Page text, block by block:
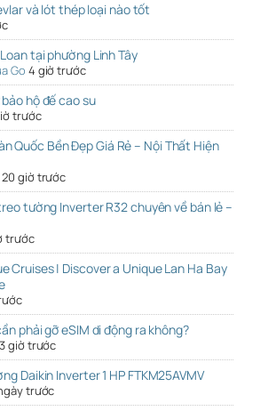
và lót thép loại nào tốt
tại phường Linh Tây
Go 4 giờ trước
hộ đế cao su
trước
Quốc Bền Đẹp Giá Rẻ – Nội Thất Hiện
20 giờ trước
tường Inverter R32 chuyên về bán lẻ –
trước
Cruises | Discover a Unique Lan Ha Bay
phải gỡ eSIM di động ra không?
giờ trước
Daikin Inverter 1 HP FTKM25AVMV
trước